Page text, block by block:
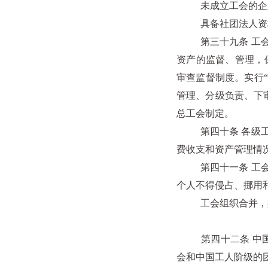
未成立工会的企业
具备社团法人资格
第三十九条 工会资
资产的监督、管理
审查监督制度。实行
管理、分级负责、下
总工会制定。
第四十条 各级工会
费收支和资产管理情
第四十一条 工会经
个人不得侵占、挪用
工会组织合并，其
第四十二条 中国
会和中国工人阶级的